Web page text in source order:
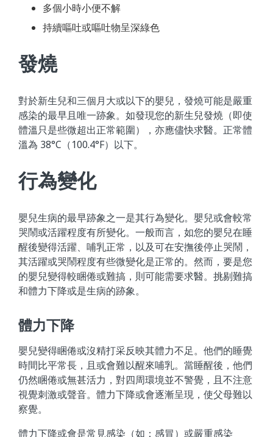
多個小時小便不解
持續嘔吐或嘔吐物呈深綠色
發燒
對於新生兒和三個月大或以下的嬰兒，發燒可能是嚴重
感染的最早且唯一跡象。如發現您的新生兒發燒（即使
體溫只是些微超出正常範圍），亦應儘快求醫。正常體
溫為 38°C（100.4°F）以下。
行為變化
嬰兒生病的最早跡象之一是其行為變化。嬰兒或會較常
哭鬧或活躍程度有所變化。一般而言，如您的嬰兒在睡
醒後變得活躍、哺乳正常，以及可在安撫後停止哭鬧，
其活躍或哭鬧程度有些微變化是正常的。然而，要是您
的嬰兒變得較睏倦或難搞，則可能需要求醫。挑剔難搞
和體力下降或是生病的跡象。
體力下降
嬰兒變得睏倦或沒精打采反映其體力不足。他們的睡覺
時間比平常長，且或會難以醒來哺乳。當睡醒後，他們
仍然睏倦或無甚活力，對四周環境並不警覺，且不注意
視覺刺激或聲音。體力下降或會逐漸呈現，使父母難以
察覺。
體力下降或會是常見感染（如：感冒）或嚴重感染